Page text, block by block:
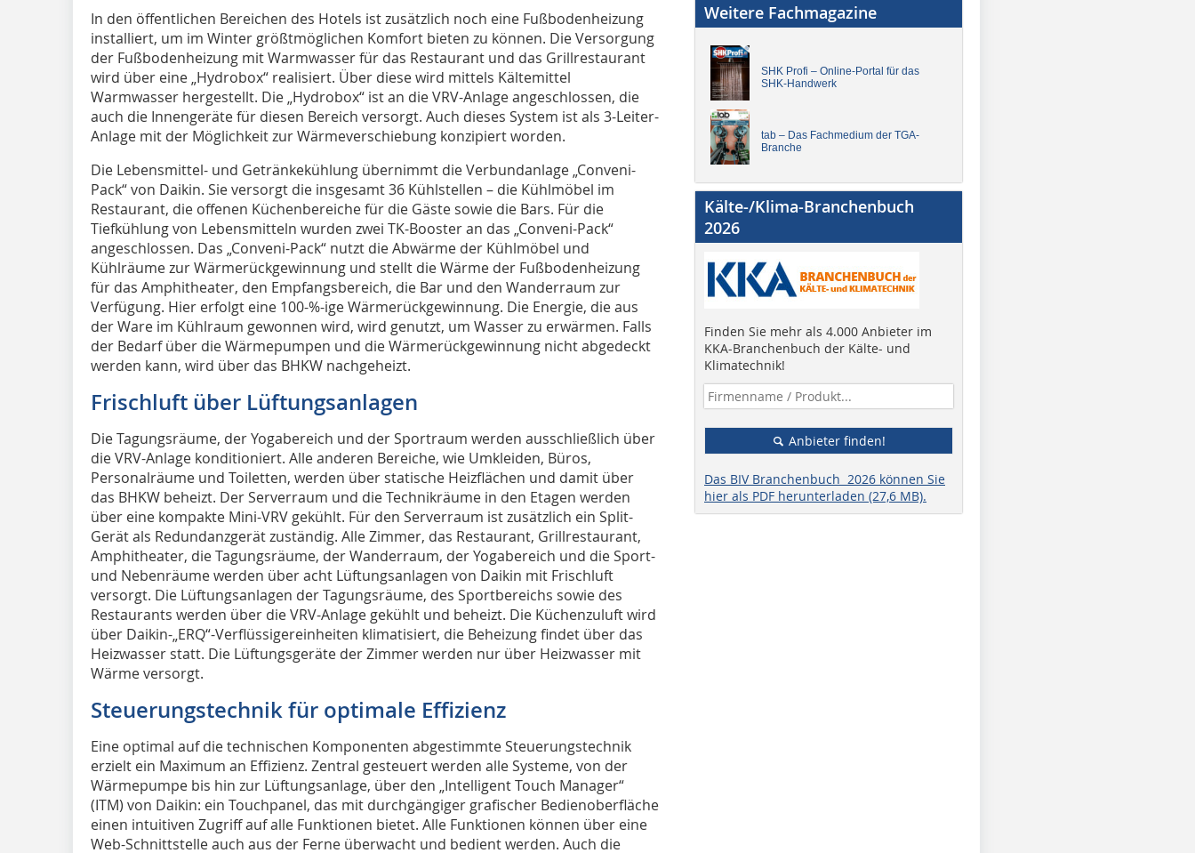
In den öffentlichen Bereichen des Hotels ist zusätzlich noch eine Fußbodenheizung
installiert, um im Winter größtmöglichen Komfort bieten zu können. Die Versorgung
der Fußbodenheizung mit Warmwasser für das Restaurant und das Grillrestaurant
wird über eine „Hydrobox“ realisiert. Über diese wird mittels Kälte­mittel
Warmwasser hergestellt. Die „Hydrobox“ ist an die VRV-Anlage angeschlossen, die
auch die Innengeräte für diesen Bereich versorgt. Auch dieses System ist als 3-Leiter-
Anlage mit der Möglichkeit zur Wärme­verschiebung konzipiert worden.
Die Lebensmittel- und Getränkekühlung übernimmt die Verbundanlage „Conveni-
Pack“ von Daikin. Sie versorgt die insgesamt 36 Kühlstellen – die Kühlmöbel im
Restaurant, die offenen Küchenbereiche für die Gäste sowie die Bars. Für die
Tiefkühlung von Lebensmitteln wurden zwei TK-Booster an das „Conveni-Pack“
angeschlossen. Das „Conveni-Pack“ nutzt die Abwärme der Kühlmöbel und
Kühlräume zur Wärmerückgewinnung und stellt die Wärme der Fußbodenheizung
für das Amphitheater, den Empfangsbereich, die Bar und den Wanderraum zur
Verfügung. Hier erfolgt eine 100-%-ige Wärmerückgewinnung. Die Energie, die aus
der Ware im Kühlraum gewonnen wird, wird genutzt, um Wasser zu erwärmen. Falls
der Bedarf über die Wärmepumpen und die Wärmerückgewinnung nicht abgedeckt
werden kann, wird über das BHKW nachgeheizt.
Frischluft über Lüftungsanlagen
Die Tagungsräume, der Yoga­bereich und der Sportraum werden ausschließlich über
die VRV-Anlage konditioniert. Alle anderen Bereiche, wie Umkleiden, Büros,
Personalräume und Toiletten, werden über statische Heizflächen und damit über
das BHKW beheizt. Der Serverraum und die Technikräume in den Etagen werden
über eine kompakte Mini-VRV gekühlt. Für den Serverraum ist zusätzlich ein Split-
Gerät als Redundanzgerät zuständig. Alle Zimmer, das Restaurant, Grillrestaurant,
Amphitheater, die Tagungsräume, der Wanderraum, der Yogabereich und die Sport-
und Nebenräume werden über acht Lüftungsanlagen von Daikin mit Frischluft
versorgt. Die Lüftungsanlagen der Tagungsräume, des Sportbereichs sowie des
Restaurants werden über die VRV-Anlage gekühlt und beheizt. Die Küchenzuluft wird
über Daikin-„ERQ“-Verflüssigereinheiten klimatisiert, die Beheizung findet über das
Heizwasser statt. Die Lüftungsgeräte der Zimmer werden nur über Heizwasser mit
Wärme versorgt.
Steuerungstechnik für optimale Effizienz
Eine optimal auf die technischen Komponenten abgestimmte Steuerungstechnik
erzielt ein Maximum an Effizienz. Zentral gesteuert werden alle Systeme, von der
Wärmepumpe bis hin zur Lüftungsanlage, über den „Intelligent Touch Manager“
(ITM) von Daikin: ein Touchpanel, das mit durchgängiger grafischer Bedienoberfläche
einen intuitiven Zugriff auf alle Funktionen bietet. Alle Funktionen können über eine
Web-Schnittstelle auch aus der Ferne überwacht und bedient werden. Auch die
Weitere Fachmagazine
SHK Profi – Online-Portal für das
SHK-Handwerk
tab – Das Fachmedium der TGA-
Branche
Kälte-/Klima-Branchenbuch
2026
Finden Sie mehr als 4.000 Anbieter im
KKA-Branchenbuch der Kälte- und
Klimatechnik!
Anbieter finden!
Das BIV Branchenbuch 2026 können Sie
hier als PDF herunterladen (27,6 MB).